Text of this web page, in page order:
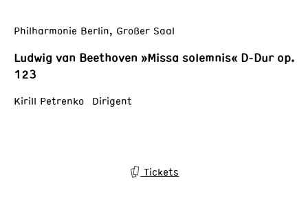
Philharmonie Berlin, Großer Saal
Ludwig van Beethoven »Missa solemnis« D-Dur op.
123
Kirill Petrenko Dirigent
Tickets